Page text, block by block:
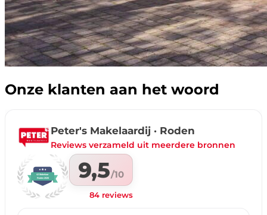
Onze klanten aan het woord